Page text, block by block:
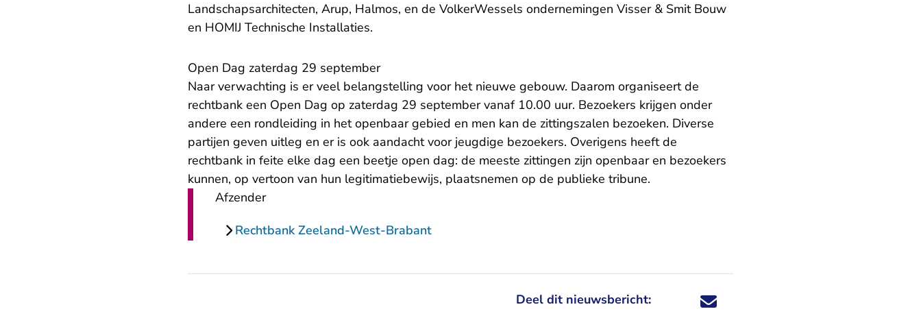
Landschapsarchitecten, Arup, Halmos, en de VolkerWessels ondernemingen Visser & Smit Bouw
en HOMIJ Technische Installaties.
Open Dag zaterdag 29 september
Naar verwachting is er veel belangstelling voor het nieuwe gebouw. Daarom organiseert de
rechtbank een Open Dag op zaterdag 29 september vanaf 10.00 uur. Bezoekers krijgen onder
andere een rondleiding in het openbaar gebied en men kan de zittingszalen bezoeken. Diverse
partijen geven uitleg en er is ook aandacht voor jeugdige bezoekers. Overigens heeft de
rechtbank in feite elke dag een beetje open dag: de meeste zittingen zijn openbaar en bezoekers
kunnen, op vertoon van hun legitimatiebewijs, plaatsnemen op de publieke tribune.
Afzender
Rechtbank Zeeland-West-Brabant
Deel dit nieuwsbericht: Deel dit nieuwsbericht via X - U verlaat
Deel dit nieuwsbericht via Facebook - U
Deel dit nieuwsbericht via e-mail
Deel dit nieuwsbericht via LinkedIn - U